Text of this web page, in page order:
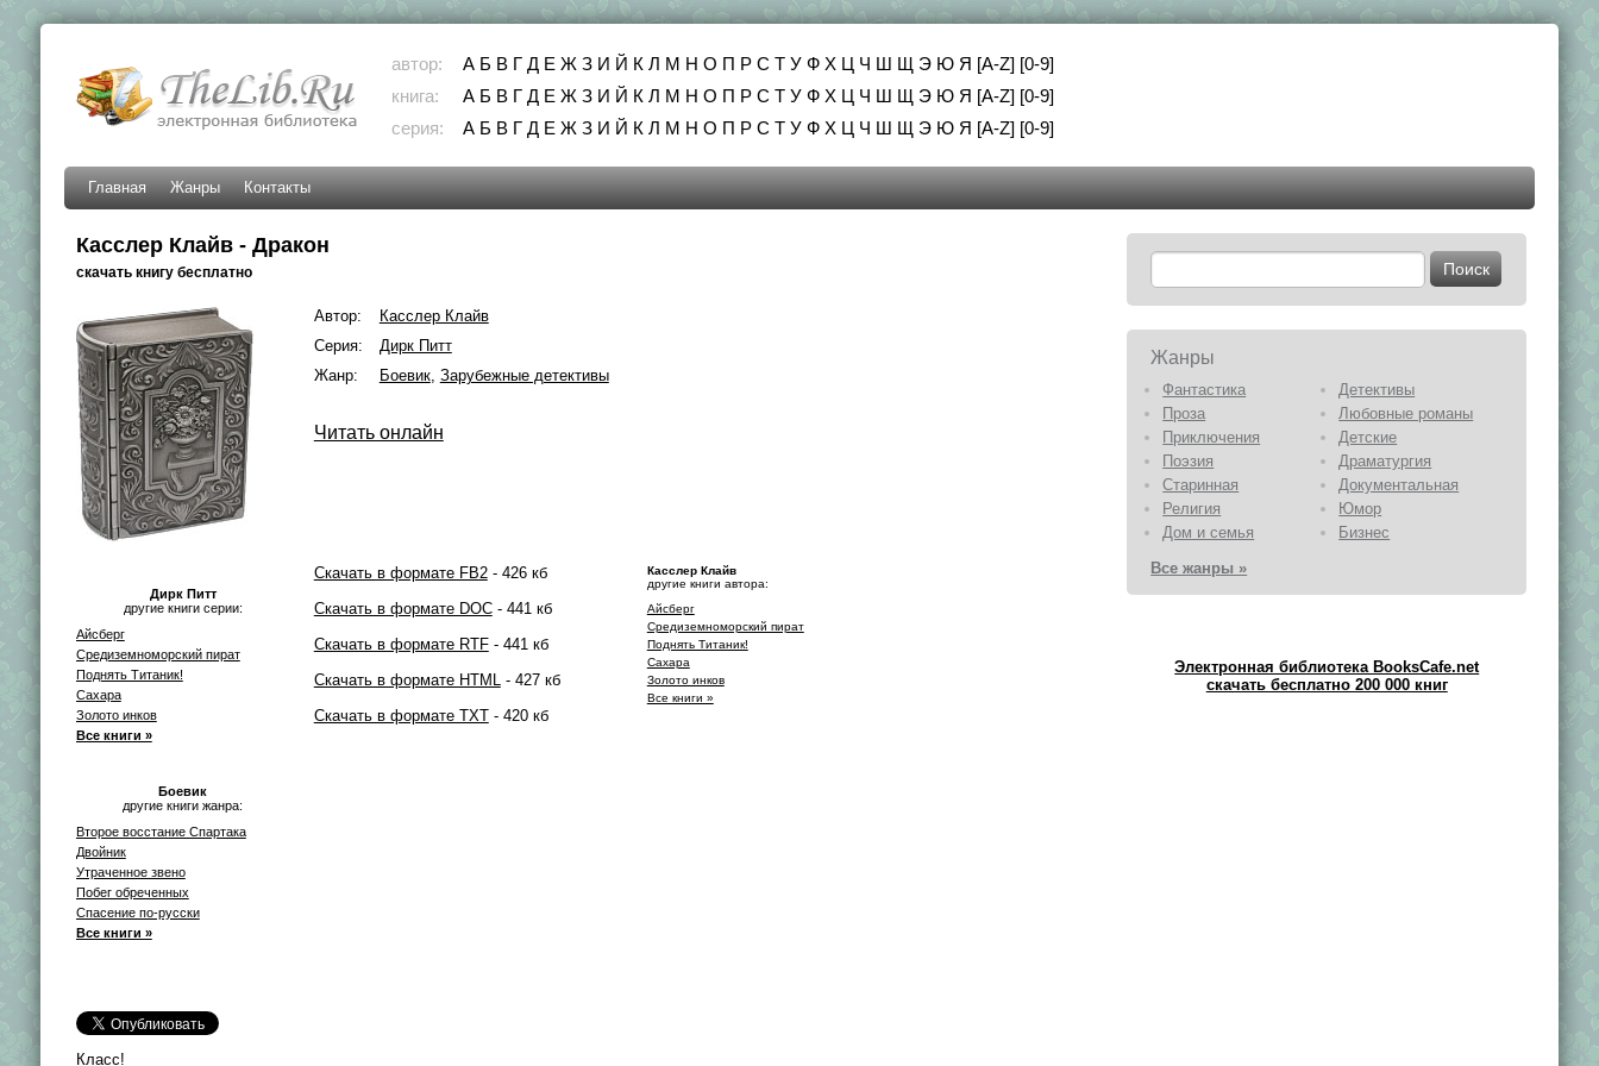
автор: А Б В Г Д Е Ж З И Й К Л М Н О П Р С Т У Ф Х Ц Ч Ш Щ Э Ю Я [A-Z] [0-9]
книга:
А Б В Г Д Е Ж З И Й К Л М Н О П Р С Т У Ф Х Ц Ч Ш Щ Э Ю Я [A-Z] [0-9]
серия:
А Б В Г Д Е Ж З И Й К Л М Н О П Р С Т У Ф Х Ц Ч Ш Щ Э Ю Я [A-Z] [0-9]
Главная Жанры Контакты
Касслер Клайв - Дракон
скачать книгу бесплатно
Дирк Питт
другие книги серии:
Айсберг
Средиземноморский пират
Поднять Титаник!
Сахара
Золото инков
Все книги »
Боевик
другие книги жанра:
Второе восстание Спартака
Двойник
Утраченное звено
Побег обреченных
Спасение по-русски
Все книги »
Класс!
Автор:
Касслер Клайв
Серия:
Дирк Питт
Жанр:
Боевик, Зарубежные детективы
Читать онлайн
Скачать в формате FB2- 426 кб
Скачать в формате DOC- 441 кб
Скачать в формате RTF- 441 кб
Скачать в формате HTML- 427 кб
Скачать в формате TXT- 420 кб
Касслер Клайв
другие книги автора:
Айсберг
Средиземноморский пират
Поднять Титаник!
Сахара
Золото инков
Все книги »
Жанры
Фантастика
Детективы
Проза
Любовные романы
Приключения
Детские
Поэзия
Драматургия
Старинная
Документальная
Религия
Юмор
Дом и семья
Бизнес
Все жанры »
Электронная библиотека BooksCafe.net
скачать бесплатно 200 000 книг